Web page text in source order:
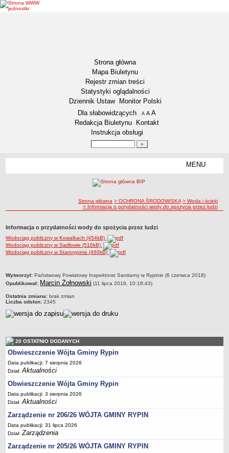
Strona główna
Mapa Biuletynu
Rejestr zmian treści
Statystyki oglądalności
Dziennik Ustaw
Monitor Polski
Menu dodatkowe
Dla słabowidzących A pomniejsz czcionkę
A standardowy rozmiar czcionki
A
Redakcja Biuletynu
Kontakt
Instrukcja obsługi
MENU
Lokalizacja
Insygnia gminy
Dane statystyczne
Zadania publiczne
Realizacja zadań publicznych
Rejestr zbiorów danych osobowych
RODO Klauzule informacyjne
URZĄD GMINY
Dane teleadresowe
Tabela informacyjna
Czas pracy urzędu
Nr konta bankowego, NIP, REGON
Pracownicy urzędu - urząd gminy
Pracownicy urzędu - baza magazynowo - warsztatowa
Kompetencje referatów
Regulamin organizacyjny
ścieżka nawigacji
Strona główna > OCHRONA ŚRODOWISKA > Woda i ścieki
> Informacja o przydatności wody do spożycia przez ludzi
Informacja o przydatności wody do spożycia przez ludzi
Wodociąg publiczny w Kowalkach (454kB)
Wodociąg publiczny w Sadłowie (516kB)
Wodociąg publiczny w Starorypinie (460kB)
metryczka
Wytworzył: Państwowy Powiatowy Inspektorat Sanitarny w Rypinie (6 czerwca 2018)
Opublikował: Marcin Żołnowski (11 lipca 2018, 10:18:43)
Ostatnia zmiana: brak zmian
Liczba odsłon: 2345
20 OSTATNIO DODANYCH
Obwieszczenie Wójta Gminy Rypin
Data publikacji: 7 sierpnia 2026
Dział:Aktualności
Obwieszczenie Wójta Gminy Rypin
Data publikacji: 3 sierpnia 2026
Dział:Aktualności
Zarządzenie nr 206/26 WÓJTA GMINY RYPIN
Data publikacji: 31 lipca 2026
Dział:Zarządzenia
Zarządzenie nr 205/26 WÓJTA GMINY RYPIN